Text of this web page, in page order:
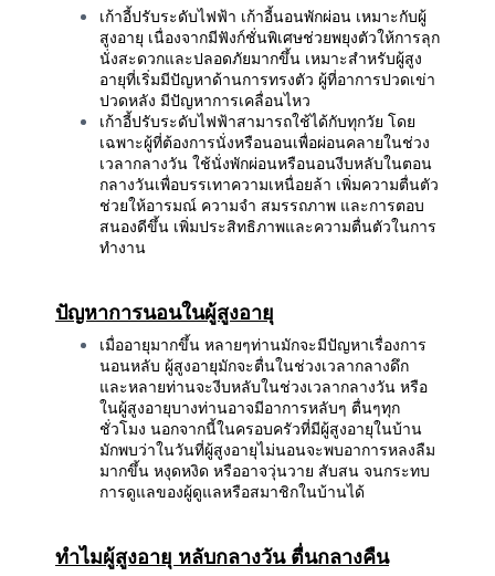
เก้าอี้ปรับระดับไฟฟ้า เก้าอี้นอนพักผ่อน เหมาะกับผู้
สูงอายุ เนื่องจากมีฟังก์ชั่นพิเศษช่วยพยุงตัวให้การลุก
นั่งสะดวกและปลอดภัยมากขึ้น เหมาะสำหรับผู้สูง
อายุที่เริ่มมีปัญหาด้านการทรงตัว ผู้ที่อาการปวดเข่า
ปวดหลัง มีปัญหาการเคลื่อนไหว
เก้าอี้ปรับระดับไฟฟ้าสามารถใช้ได้กับทุกวัย โดย
เฉพาะผู้ที่ต้องการนั่งหรือนอนเพื่อผ่อนคลายในช่วง
เวลากลางวัน ใช้นั่งพักผ่อนหรือนอนงีบหลับในตอน
กลางวันเพื่อบรรเทาความเหนื่อยล้า เพิ่มความตื่นตัว
ช่วยให้อารมณ์ ความจำ สมรรถภาพ และการตอบ
สนองดีขึ้น เพิ่มประสิทธิภาพและความตื่นตัวในการ
ทำงาน
ปัญหาการนอนในผู้สูงอายุ
เมื่ออายุมากขึ้น หลายๆท่านมักจะมีปัญหาเรื่องการ
นอนหลับ ผู้สูงอายุมักจะตื่นในช่วงเวลากลางดึก
และหลายท่านจะงีบหลับในช่วงเวลากลางวัน หรือ
ในผู้สูงอายุบางท่านอาจมีอาการหลับๆ ตื่นๆทุก
ชั่วโมง นอกจากนี้ในครอบครัวที่มีผู้สูงอายุในบ้าน
มักพบว่าในวันที่ผู้สูงอายุไม่นอนจะพบอาการหลงลืม
มากขึ้น หงุดหงิด หรืออาจวุ่นวาย สับสน จนกระทบ
การดูแลของผู้ดูแลหรือสมาชิกในบ้านได้
ทำไมผู้สูงอายุ หลับกลางวัน ตื่นกลางคืน